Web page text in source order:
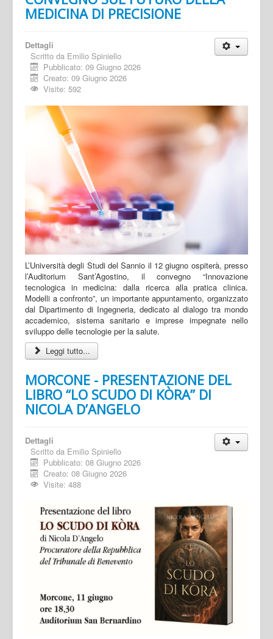
MEDICINA DI PRECISIONE
Dettagli
Scritto da Emilio Spiniello
Pubblicato: 09 Giugno 2026
Creato: 09 Giugno 2026
Visite: 592
L’Università degli Studi del Sannio il 12 giugno ospiterà, presso
l’Auditorium Sant’Agostino, il convegno “Innovazione
tecnologica in medicina: dalla ricerca alla pratica clinica.
Modelli a confronto”, un importante appuntamento, organizzato
dal Dipartimento di Ingegneria, dedicato al dialogo tra mondo
accademico, sistema sanitario e imprese impegnate nello
sviluppo delle tecnologie per la salute.
Leggi tutto...
MORCONE - PRESENTAZIONE DEL
LIBRO “LO SCUDO DI KÒRA” DI
NICOLA D’ANGELO
Dettagli
Scritto da Emilio Spiniello
Pubblicato: 08 Giugno 2026
Creato: 08 Giugno 2026
Visite: 488